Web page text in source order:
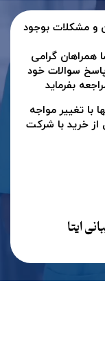
و مشکلات بوجود
همراهان گرامی
سوالات خود
بفرماید
ایتا
با تغییر مواجه
از خرید با شرکت